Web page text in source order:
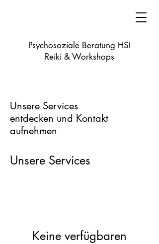
Psychosoziale Beratung HSI
Reiki & Workshops
Unsere Services
entdecken und Kontakt
aufnehmen
Unsere Services
Keine verfügbaren